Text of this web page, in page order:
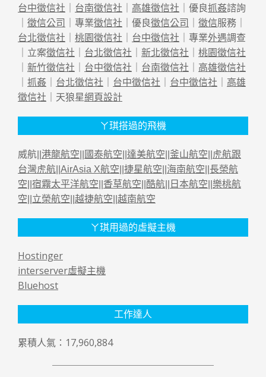
台中徵信社
台南徵信社 高雄徵信社 ｜優良抓姦諮詢
徵信公司 ｜專業徵信社 ｜優良徵信公司 徵信服務｜
台北徵信社
桃園徵信社 台中徵信社 ｜專業外遇調查
｜立案徵信社 台北徵信社 新北徵信社
桃園徵信社
新竹徵信社 台中徵信社 台南徵信社
高雄徵信社
抓姦 台北徵信社 台中徵信社 台中徵信社
高雄
徵信社 ｜天狼星網頁設計
ㄚ琪搭過的飛機
威航|| 港龍航空 國泰航空 達美航空 釜山航空
虎航跟
台灣虎航 AirAsia X航空 捷星航空 海南航空 長榮航
空 宿霧太平洋航空 香草航空 酷航 日本航空 樂桃航
空 立榮航空 越捷航空 越南航空
ㄚ琪用過的虛擬主機
Hostinger
interserver虛擬主機
Bluehost
工作達人
累積人氣：17,960,884